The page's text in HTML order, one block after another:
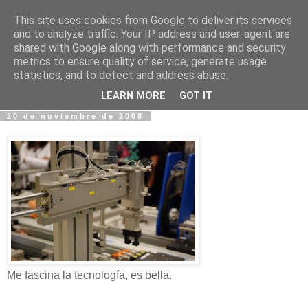
Fotos y Cosas
Miguel Sáenz de Santa María Elizalde
"Un blog es como un diario, pero sin candado".
20 de noviembre de 2008
Me fascina la tecnología, es bella.
This site uses cookies from Google to deliver its services
and to analyze traffic. Your IP address and user-agent are
shared with Google along with performance and security
metrics to ensure quality of service, generate usage
statistics, and to detect and address abuse.
LEARN MORE GOT IT